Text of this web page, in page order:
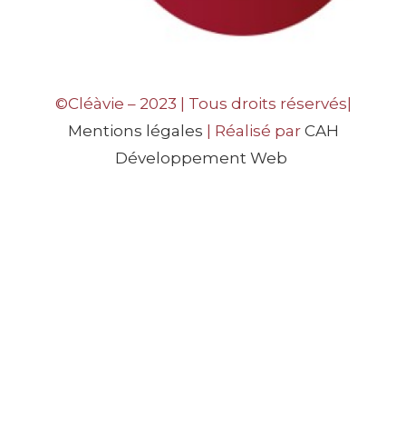
©Cléàvie – 2023 | Tous droits réservés|
Mentions légales | Réalisé par CAH
Développement Web